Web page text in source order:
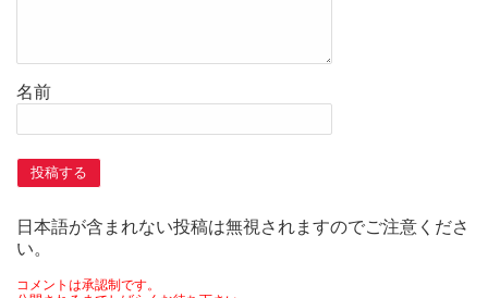
名前
日本語が含まれない投稿は無視されますのでご注意くださ
い。
コメントは承認制です。